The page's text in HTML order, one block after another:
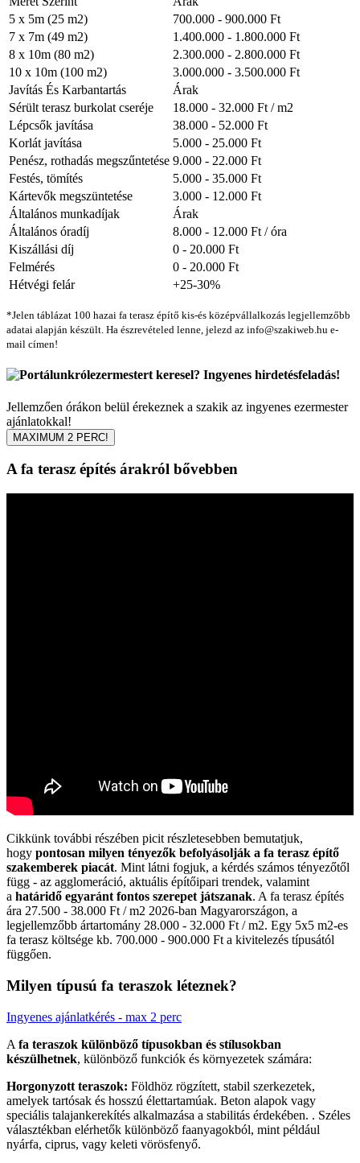
5 x 5m (25 m2)
700.000 - 900.000 Ft
7 x 7m (49 m2)
1.400.000 - 1.800.000 Ft
8 x 10m (80 m2)
2.300.000 - 2.800.000 Ft
10 x 10m (100 m2)
3.000.000 - 3.500.000 Ft
Javítás És Karbantartás
Árak
Sérült terasz burkolat cseréje
18.000 - 32.000 Ft / m2
Lépcsők javítása
38.000 - 52.000 Ft
Korlát javítása
5.000 - 25.000 Ft
Penész, rothadás megszűntetése 9.000 - 22.000 Ft
Festés, tömítés
5.000 - 35.000 Ft
Kártevők megszüntetése
3.000 - 12.000 Ft
Általános munkadíjak
Árak
Általános óradíj
8.000 - 12.000 Ft / óra
Kiszállási díj
0 - 20.000 Ft
Felmérés
0 - 20.000 Ft
Hétvégi felár
+25-30%
*Jelen táblázat 100 hazai fa terasz építő kis-és középvállalkozás legjellemzőbb
adatai alapján készült. Ha észrevételed lenne, jelezd az info@szakiweb.hu e-
mail címen!
ezermestert keresel? Ingyenes hirdetésfeladás!
Jellemzően órákon belül érekeznek a szakik az ingyenes ezermester
ajánlatokkal!
MAXIMUM 2 PERC!
A fa terasz építés árakról bővebben
Cikkünk további részében picit részletesebben bemutatjuk,
hogy pontosan milyen tényezők befolyásolják a fa terasz építő
szakemberek piacát. Mint látni fogjuk, a kérdés számos tényezőtől
függ - az agglomeráció, aktuális építőipari trendek, valamint
a határidő egyaránt fontos szerepet játszanak. A fa terasz építés
ára 27.500 - 38.000 Ft / m2 2026-ban Magyarországon, a
legjellemzőbb ártartomány 28.000 - 32.000 Ft / m2. Egy 5x5 m2-es
fa terasz költsége kb. 700.000 - 900.000 Ft a kivitelezés típusától
függően.
Milyen típusú fa teraszok léteznek?
Ingyenes ajánlatkérés - max 2 perc
A fa teraszok különböző típusokban és stílusokban
készülhetnek, különböző funkciók és környezetek számára:
Horgonyzott teraszok: Földhöz rögzített, stabil szerkezetek,
amelyek tartósak és hosszú élettartamúak. Beton alapok vagy
speciális talajankerekítés alkalmazása a stabilitás érdekében. . Széles
választékban elérhetők különböző faanyagokból, mint például
nyárfa, ciprus, vagy keleti vörösfenyő.